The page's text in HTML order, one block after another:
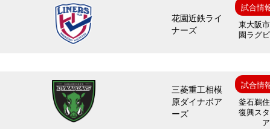
花園近鉄ライ
ナーズ
試合情
東大阪
園ラグ
三菱重工相模
原ダイナボア
ーズ
試合情
釜石鵜
復興ス